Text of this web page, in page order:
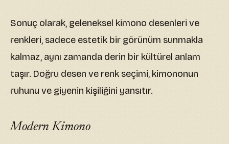
Sonuç olarak, geleneksel kimono desenleri ve
renkleri, sadece estetik bir görünüm sunmakla
kalmaz, aynı zamanda derin bir kültürel anlam
taşır. Doğru desen ve renk seçimi, kimononun
ruhunu ve giyenin kişiliğini yansıtır.
Modern Kimono